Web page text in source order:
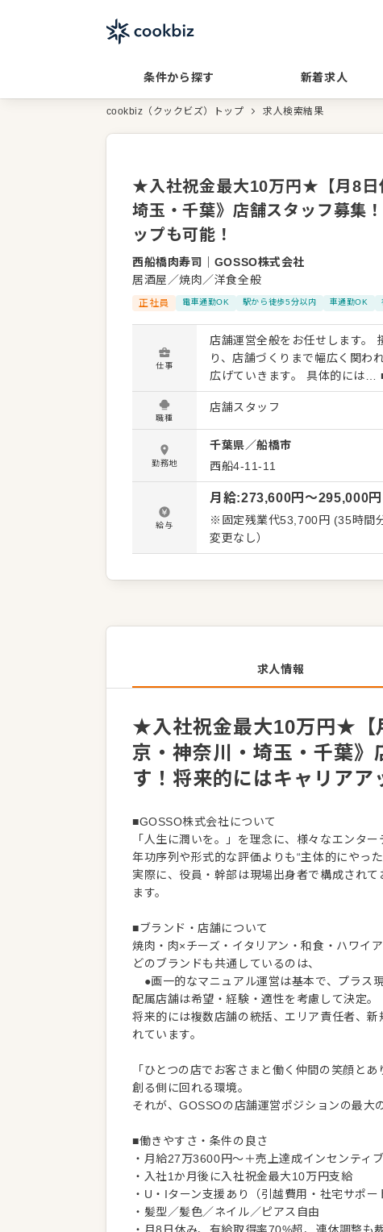
条件から探す 新着求人
cookbiz（クックビズ）トップ 求人検索結果
★入社祝金最大10万円★【月8日
埼玉・千葉》店舗スタッフ募集
ップも可能！
西船橋肉寿司
GOSSO株式会社
居酒屋／焼肉／洋食全般
正社員 電車通勤OK 駅から徒歩5分以内 車通勤OK
仕事
店舗運営全般をお任せします。 接客・調理といった現場業務を軸に、 スタッフ育成や売上づく
り、店舗づくりまで幅広く関わ
広げていきます。 具体的には… ■店舗営業業務 ・ホール業務全般（接客、料理提供、会計な
ど） ・キッチン業務（仕込み
かしたサービス改善 ■店舗運営・マネジメント業務 ・アルバイトスタッフの指導、育成 ・シフ
ト管理、人員配置の調整 ・売
ション ・メニュー開発、季節限定商品のアイデア出し
たいと思ってもらえるお店」「
善と挑戦を重ねていきます。
職種
店舗スタッフ
勤務地
千葉県／船橋市
西船4-11-11
給与
月給:273,600円〜295,000円
※固定残業代53,700円 (35時間分)を含む ※
変更なし）
求人情報
★入社祝金最大10万円★【
京・神奈川・埼玉・千葉
す！将来的にはキャリアア
■GOSSO株式会社について
「人生に潤いを。」を理念に、様々なエンタ
年功序列や形式的な評価よりも“主体的にやっ
実際に、役員・幹部は現場出身者で構成され
ます。
■ブランド・店舗について
焼肉・肉×チーズ・イタリアン・和食・ハワイ
どのブランドも共通しているのは、
●画一的なマニュアル運営は基本で、プラス
配属店舗は希望・経験・適性を考慮して決定。
将来的には複数店舗の統括、エリア責任者、
れています。
「ひとつの店でお客さまと働く仲間の笑顔と
創る側に回れる環境。
それが、GOSSOの店舗運営ポジションの最大
■働きやすさ・条件の良さ
・月給27万3600円～＋売上達成インセンティブ
・入社1か月後に入社祝金最大10万円支給
・U・Iターン支援あり（引越費用・社宅サポー
・髪型／髪色／ネイル／ピアス自由